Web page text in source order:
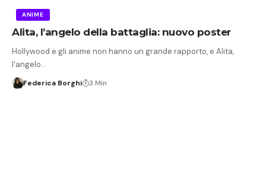
ANIME
Alita, l’angelo della battaglia: nuovo poster
Hollywood e gli anime non hanno un grande rapporto, e Alita,
l'angelo…
Federica Borghi 3 Min